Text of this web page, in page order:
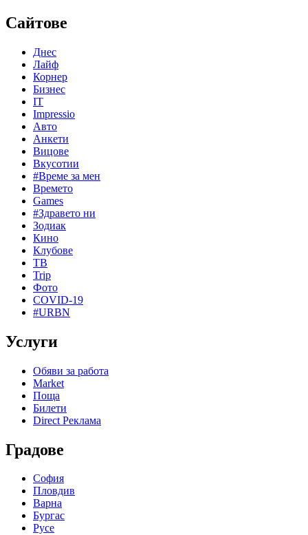
Сайтове
Днес
Лайф
Корнер
Бизнес
IT
Impressio
Авто
Анкети
Вицове
Вкусотии
#Време за мен
Времето
Games
#Здравето ни
Зодиак
Кино
Клубове
ТВ
Trip
Фото
COVID-19
#URBN
Услуги
Обяви за работа
Market
Поща
Билети
Direct Реклама
Градове
София
Пловдив
Варна
Бургас
Русе